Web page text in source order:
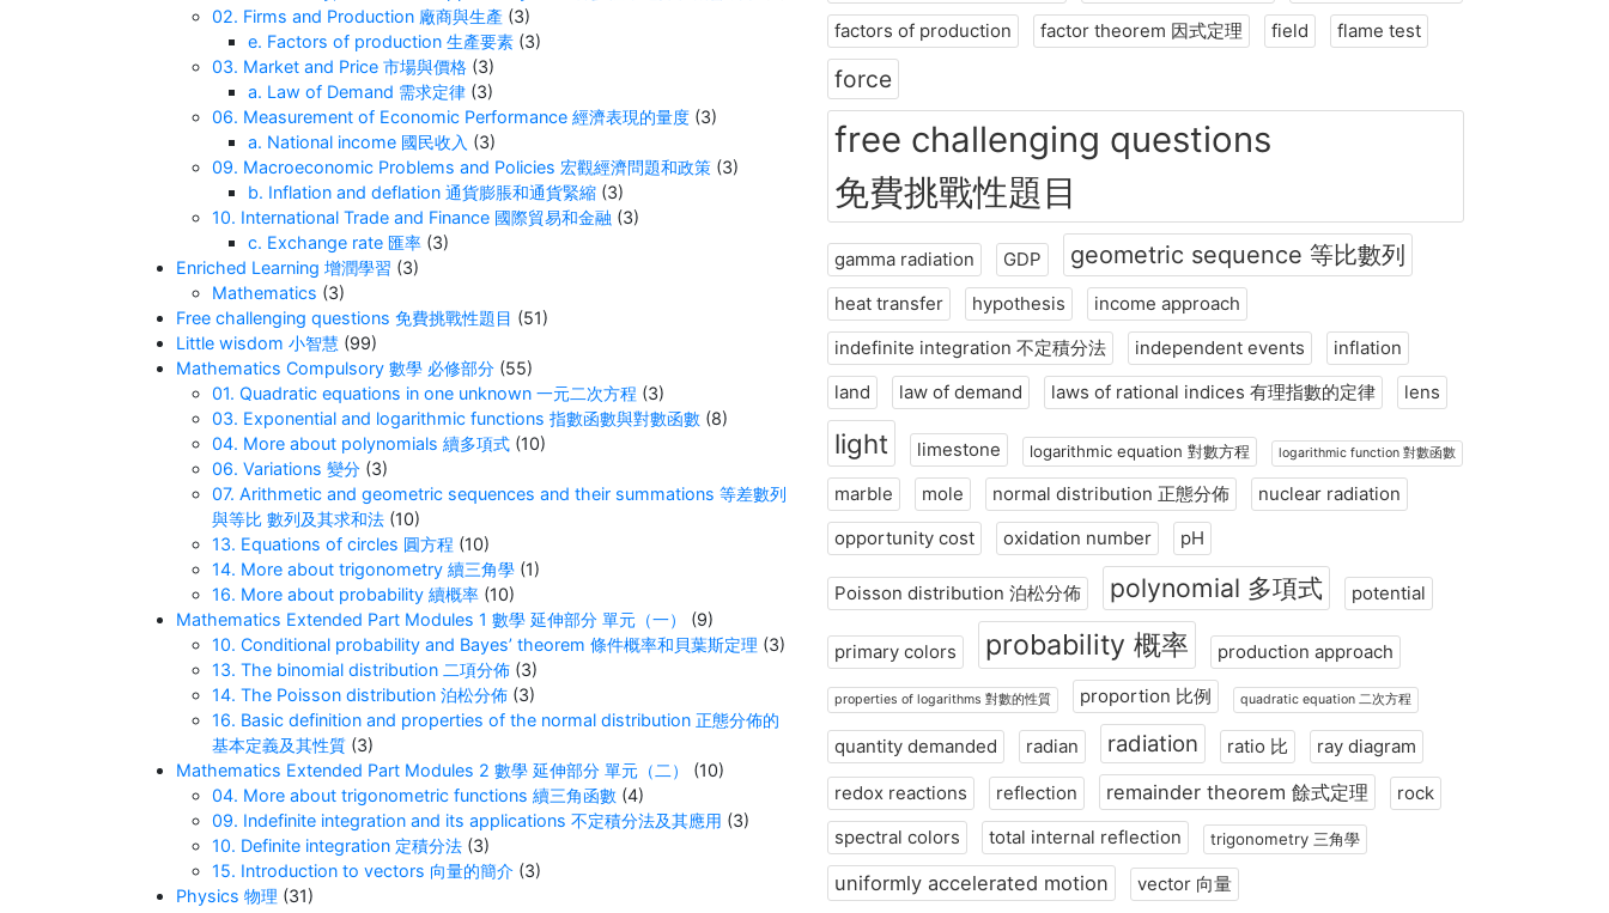
02. Firms and Production 廠商與生產 (3)
e. Factors of production 生產要素 (3)
03. Market and Price 市場與價格 (3)
a. Law of Demand 需求定律 (3)
06. Measurement of Economic Performance 經濟表現的量度 (3)
a. National income 國民收入 (3)
09. Macroeconomic Problems and Policies 宏觀經濟問題和政策 (3)
b. Inflation and deflation 通貨膨脹和通貨緊縮 (3)
10. International Trade and Finance 國際貿易和金融 (3)
c. Exchange rate 匯率 (3)
Enriched Learning 增潤學習 (3)
Mathematics (3)
Free challenging questions 免費挑戰性題目 (51)
Little wisdom 小智慧 (99)
Mathematics Compulsory 數學 必修部分 (55)
01. Quadratic equations in one unknown 一元二次方程 (3)
03. Exponential and logarithmic functions 指數函數與對數函數 (8)
04. More about polynomials 續多項式 (10)
06. Variations 變分 (3)
07. Arithmetic and geometric sequences and their summations 等差數列
與等比 數列及其求和法 (10)
13. Equations of circles 圓方程 (10)
14. More about trigonometry 續三角學 (1)
16. More about probability 續概率 (10)
Mathematics Extended Part Modules 1 數學 延伸部分 單元（一）
(9)
10. Conditional probability and Bayes’ theorem 條件概率和貝葉斯定理 (3)
13. The binomial distribution 二項分佈 (3)
14. The Poisson distribution 泊松分佈 (3)
16. Basic definition and properties of the normal distribution 正態分佈的
基本定義及其性質 (3)
Mathematics Extended Part Modules 2 數學 延伸部分 單元（二）
(10)
04. More about trigonometric functions 續三角函數 (4)
09. Indefinite integration and its applications 不定積分法及其應用 (3)
10. Definite integration 定積分法 (3)
15. Introduction to vectors 向量的簡介 (3)
Physics 物理 (31)
factors of production factor theorem 因式定理 field flame test
force
free challenging questions
免費挑戰性題目
gamma radiation GDP geometric sequence 等比數列
heat transfer hypothesis
income approach
indefinite integration 不定積分法
independent events
inflation
land
law of demand laws of rational indices 有理指數的定律 lens
light limestone logarithmic equation 對數方程 logarithmic function 對數函數
marble mole normal distribution 正態分佈
nuclear radiation
opportunity cost
oxidation number pH
Poisson distribution 泊松分佈 polynomial 多項式 potential
primary colors probability 概率 production approach
properties of logarithms 對數的性質 proportion 比例 quadratic equation 二次方程
quantity demanded radian radiation ratio 比 ray diagram
redox reactions reflection remainder theorem 餘式定理
rock
spectral colors
total internal reflection trigonometry 三角學
uniformly accelerated motion vector 向量